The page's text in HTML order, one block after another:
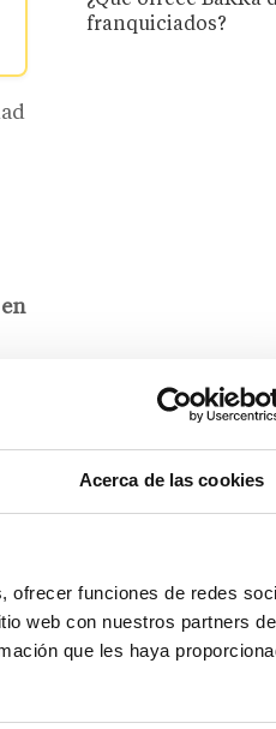
Acerca de las cookies
ofrecer funciones de redes
web con nuestros partners de
que les haya
franquiciados?